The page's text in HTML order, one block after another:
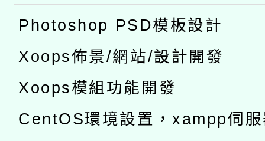
Photoshop PSD模板設計
Xoops佈景/網站/設計開發
Xoops模組功能開發
CentOS環境設置，xampp伺